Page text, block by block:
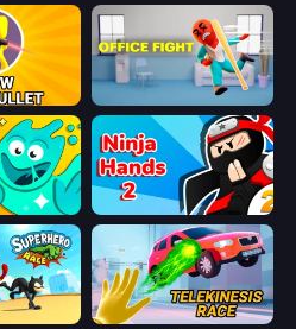
Ninja Hands 2
Telekinesis Race 3D